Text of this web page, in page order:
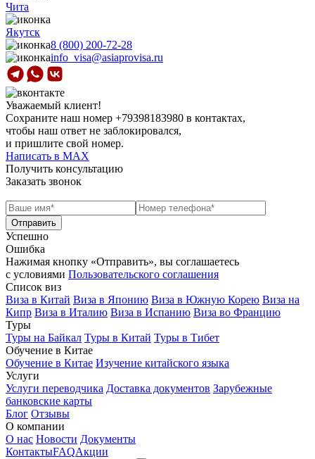
Чита
Якутск
8 (800) 200-72-28
info_visa@asiaprovisa.ru
Уважаемый клиент!
Сохраните наш номер +79398183980 в контактах,
чтобы наш ответ не заблокировался,
и пришлите свой номер.
Написать в МАХ
Получить консультацию
Заказать звонок
Успешно
Ошибка
Нажимая кнопку «Отправить», вы соглашаетесь
с условиями Пользовательского соглашения
Список виз
Виза в Китай Виза в Японию Виза в Южную Корею Виза на
Кипр Виза в Италию Виза в Испанию Виза во Францию
Туры
Туры на Байкал Туры в Китай Туры в Тибет
Обучение в Китае
Обучение в Китае Изучение китайского языка
Услуги
Услуги переводчика Доставка документов Зарубежные
банковские карты
Блог Отзывы
О компании
О нас Новости Документы
КонтактыFAQАкции